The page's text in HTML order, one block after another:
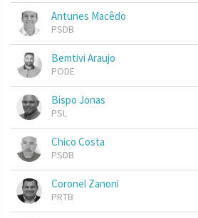
Antunes Macêdo
PSDB
Bemtivi Araujo
PODE
Bispo Jonas
PSL
Chico Costa
PSDB
Coronel Zanoni
PRTB